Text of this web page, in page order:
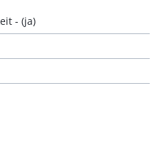
- (ja)